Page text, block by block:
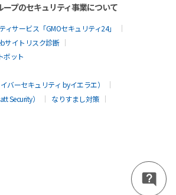
ープのセキュリティ事業について
サービス「GMOセキュリティ24」
サイトリスク診断
ボット
バーセキュリティ byイエラエ）
Security）
なりすまし対策